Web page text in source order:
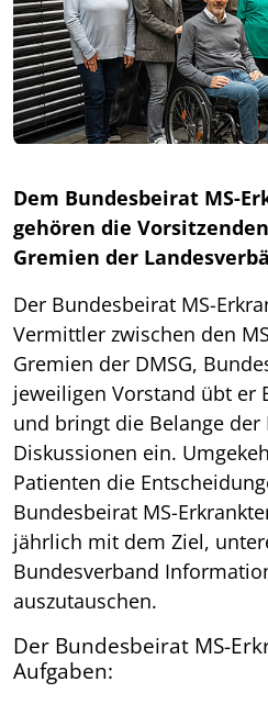
Dem Bundesbeirat MS-
gehören die
Gremien der
Der Bundesbeirat MS-
Vermittler zwischen den
Gremien der DMSG,
jeweiligen Vorstand übt er
und bringt die Belange der
Diskussionen ein.
Patienten die
Bundesbeirat MS-
jährlich mit dem Ziel,
Bundesverband
auszutauschen.
Der Bundesbeirat MS-
Aufgaben: